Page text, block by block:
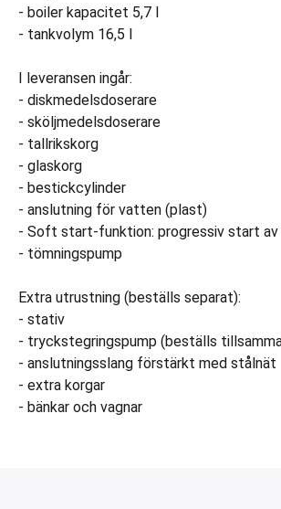
- boiler kapacitet 5,7 l
- tankvolym 16,5 l
I leveransen ingår:
- diskmedelsdoserare
- sköljmedelsdoserare
- tallrikskorg
- glaskorg
- bestickcylinder
- anslutning för vatten (plast)
- Soft start-funktion: progressiv start
- tömningspump
Extra utrustning (beställs separat):
- stativ
- tryckstegringspump (beställs
- anslutningsslang förstärkt med stålnät
- extra korgar
- bänkar och vagnar